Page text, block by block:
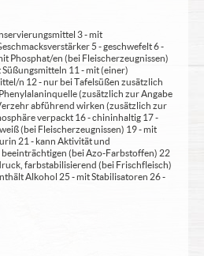
3 - mit
5 - geschwefelt 6 -
Phosphat/en (bei Fleischerzeugnissen)
11 - mit (einer)
n 12 - nur bei Tafelsüßen zusätzlich
(zusätzlich zur Angabe
abführend wirken (zusätzlich zur
verpackt 16 - chininhaltig 17 -
(bei Fleischerzeugnissen) 19 - mit
21 - kann Aktivität und
(bei Azo-Farbstoffen) 22
farbstabilisierend (bei Frischfleisch)
Alkohol 25 - mit Stabilisatoren 26 -